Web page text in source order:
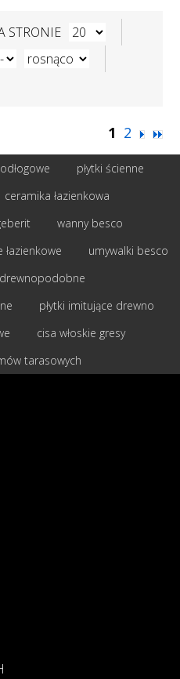
STRONIE
1 2
płytki ścienne
ceramika łazienkowa
wanny besco
łazienkowe
umywalki besco
płytki imitujące drewno
cisa włoskie gresy
tarasowych